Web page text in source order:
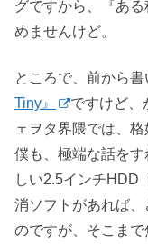
グですから、『あ
めませんけど。
ところで、前から書
Tiny』
ですけど、
ェヲタ界隈では、
僕も、極端な話を
しい2.5インチHDD
消ソフトがあれば
のですが、そこまで